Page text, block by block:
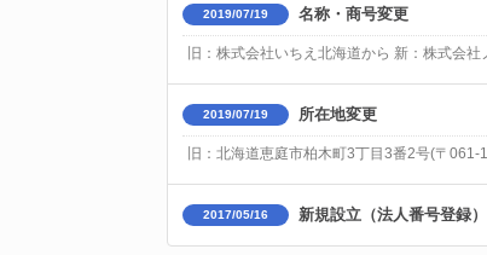
2019/07/19 名称・商号変更
旧：株式会社いちえ北海道から 新：株式会
2019/07/19 所在地変更
旧：北海道恵庭市柏木町3丁目3番2号(〒
2017/05/16 新規設立（法人番号登録）